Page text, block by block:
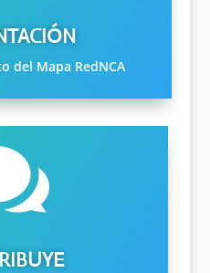
del Mapa RedNCA